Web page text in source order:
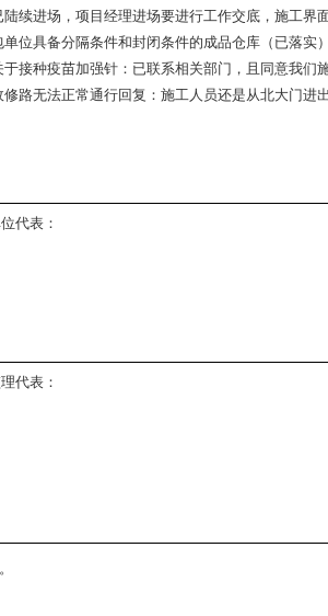
陆续进场，项目经理进场要进行工作交底，施工
单位具备分隔条件和封闭条件的成品仓库（已落
于接种疫苗加强针：已联系相关部门，且同意我
修路无法正常通行回复：施工人员还是从北大门
代表：
代表：